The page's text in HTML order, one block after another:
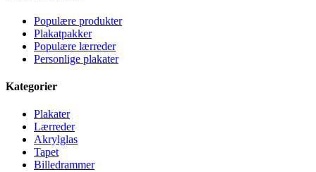
Populære produkter
Plakatpakker
Populære lærreder
Personlige plakater
Kategorier
Plakater
Lærreder
Akrylglas
Tapet
Billedrammer